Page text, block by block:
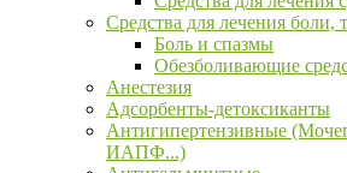
Средства для лечения боли,
Боль и спазмы
Обезболивающие
Анестезия
Адсорбенты-детоксиканты
Антигипертензивные
ИАПФ...)